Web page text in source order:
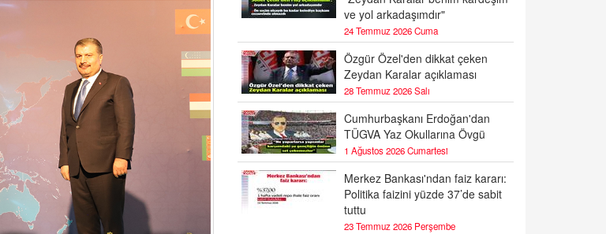
ve yol arkadaşımdır"
24 Temmuz 2026 Cuma
Özgür Özel'den dikkat çeken
Zeydan Karalar açıklaması
28 Temmuz 2026 Salı
Cumhurbaşkanı Erdoğan'dan
TÜGVA Yaz Okullarına Övgü
1 Ağustos 2026 Cumartesi
Merkez Bankası'ndan faiz kararı:
Politika faizini yüzde 37’de sabit
tuttu
23 Temmuz 2026 Perşembe